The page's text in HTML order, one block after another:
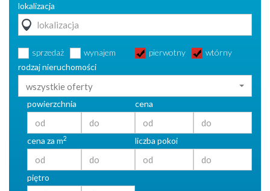
lokalizacja
sprzedaż wynajem pierwotny
wtórny
rodzaj nieruchomości
wszystkie oferty
powierzchnia cena
cena za m2 liczba pokoi
piętro